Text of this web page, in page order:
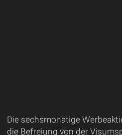
Die sechsmonatige
die Befreiung von der